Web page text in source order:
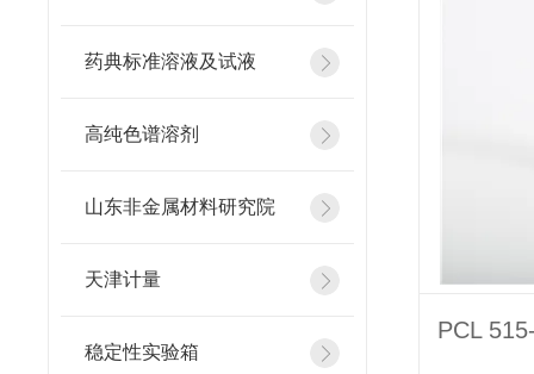
药典标准溶液及试液
高纯色谱溶剂
山东非金属材料研究院
天津计量
稳定性实验箱